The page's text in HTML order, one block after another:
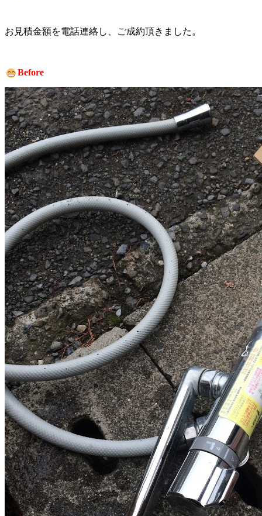
お見積金額を電話連絡し、ご成約頂きました。
Before